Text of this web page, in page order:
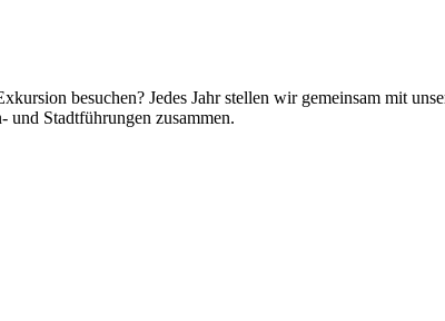
besuchen? Jedes Jahr stellen wir gemeinsam mit
und Stadtführungen zusammen.